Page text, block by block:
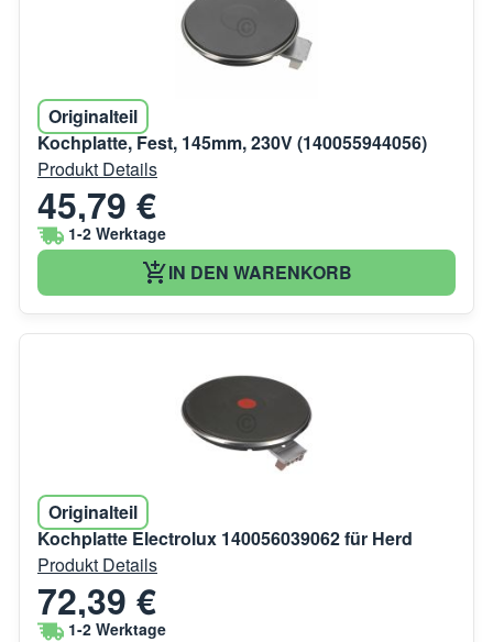
Originalteil
Kochplatte, Fest, 145mm, 230V (140055944056)
Produkt Details
45,79 €
1-2 Werktage
IN DEN WARENKORB
Originalteil
Kochplatte Electrolux 140056039062 für Herd
Produkt Details
72,39 €
1-2 Werktage